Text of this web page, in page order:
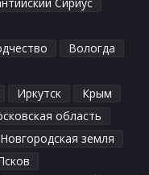
Вологда
Иркутск
Крым
область
Новгородская земля